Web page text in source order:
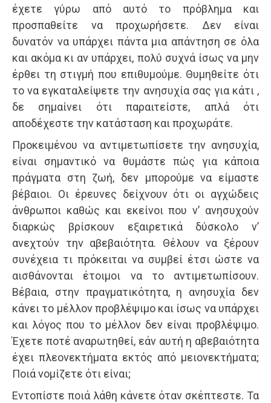
έχετε γύρω από αυτό το πρόβλημα και
προσπαθείτε να προχωρήσετε. Δεν είναι
δυνατόν να υπάρχει πάντα μια απάντηση σε όλα
και ακόμα κι αν υπάρχει, πολύ συχνά ίσως να μην
έρθει τη στιγμή που επιθυμούμε. Θυμηθείτε ότι
το να εγκαταλείψετε την ανησυχία σας για κάτι ,
δε σημαίνει ότι παραιτείστε, απλά ότι
αποδέχεστε την κατάσταση και προχωράτε.
Προκειμένου να αντιμετωπίσετε την ανησυχία,
είναι σημαντικό να θυμάστε πώς για κάποια
πράγματα στη ζωή, δεν μπορούμε να είμαστε
βέβαιοι. Οι έρευνες δείχνουν ότι οι αγχώδεις
άνθρωποι καθώς και εκείνοι που ν’ ανησυχούν
διαρκώς βρίσκουν εξαιρετικά δύσκολο ν’
ανεχτούν την αβεβαιότητα. Θέλουν να ξέρουν
συνέχεια τι πρόκειται να συμβεί έτσι ώστε να
αισθάνονται έτοιμοι να το αντιμετωπίσουν.
Βέβαια, στην πραγματικότητα, η ανησυχία δεν
κάνει το μέλλον προβλέψιμο και ίσως να υπάρχει
και λόγος που το μέλλον δεν είναι προβλέψιμο.
Έχετε ποτέ αναρωτηθεί, εάν αυτή η αβεβαιότητα
έχει πλεονεκτήματα εκτός από μειονεκτήματα;
Ποιά νομίζετε ότι είναι;
Εντοπίστε ποιά λάθη κάνετε όταν σκέπτεστε. Τα